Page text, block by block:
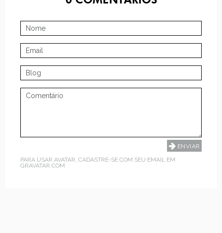
PARA USAR AVATAR, CADASTRE-SE COM SEU EMAIL EM
GRAVATAR.COM